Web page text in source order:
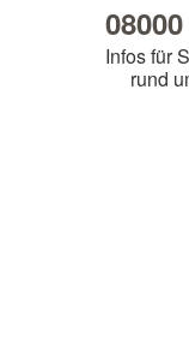
08000
Infos für
rund